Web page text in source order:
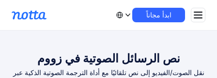
ابدأ مجاناً
نص الرسائل الصوتية في زووم
نقل الصوت/الفيديو إلى نص تلقائيًا مع أداة الترجمة الصوتية الذكية عبر